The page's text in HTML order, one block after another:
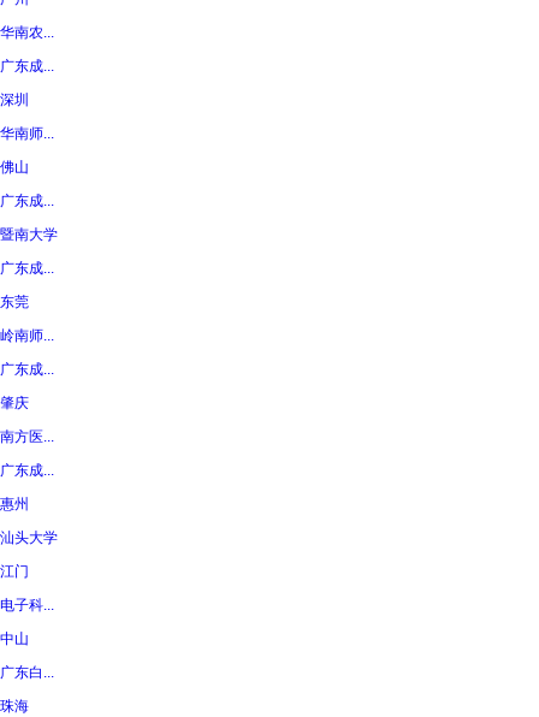
华南农...
广东成...
深圳
华南师...
佛山
广东成...
暨南大学
广东成...
东莞
岭南师...
广东成...
肇庆
南方医...
广东成...
惠州
汕头大学
江门
电子科...
中山
广东白...
珠海